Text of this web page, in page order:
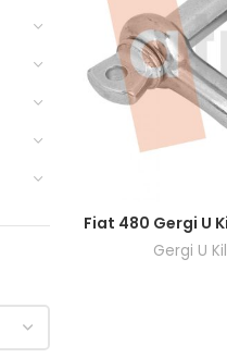
Fiyatları görmek
Fiat 480 Gergi U
Gergi U